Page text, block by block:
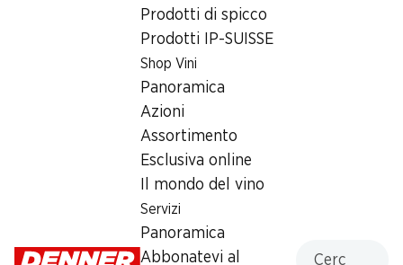
Prodotti di spicco
Prodotti IP-SUISSE
Shop Vini
Panoramica
Azioni
Assortimento
Esclusiva online
Il mondo del vino
Servizi
Panoramica
Abbonatevi al
Orari di apertura